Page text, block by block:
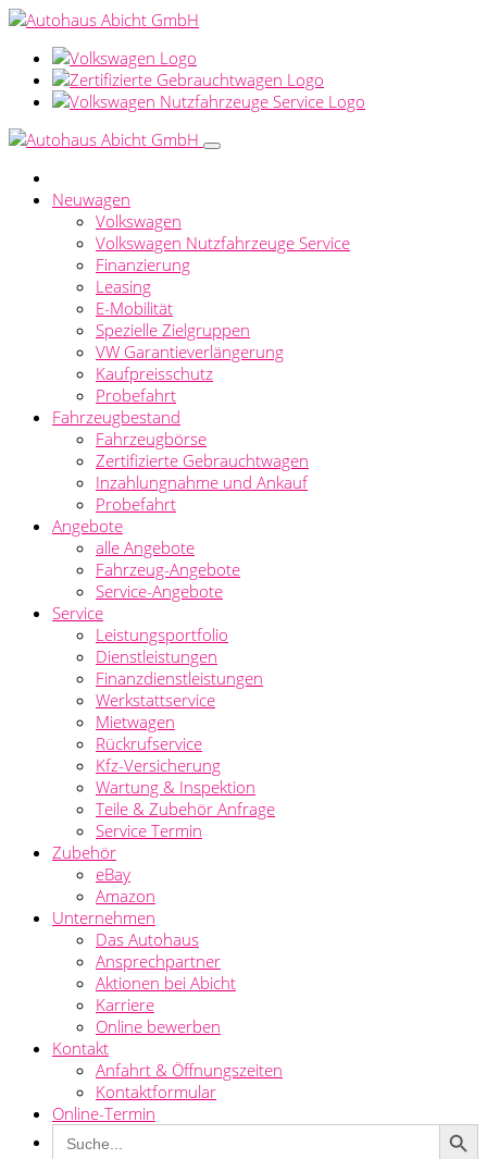
Neuwagen
Volkswagen
Volkswagen Nutzfahrzeuge Service
Finanzierung
Leasing
E-Mobilität
Spezielle Zielgruppen
VW Garantieverlängerung
Kaufpreisschutz
Probefahrt
Fahrzeugbestand
Fahrzeugbörse
Zertifizierte Gebrauchtwagen
Inzahlungnahme und Ankauf
Probefahrt
Angebote
alle Angebote
Fahrzeug-Angebote
Service-Angebote
Service
Leistungsportfolio
Dienstleistungen
Finanzdienstleistungen
Werkstattservice
Mietwagen
Rückrufservice
Kfz-Versicherung
Wartung & Inspektion
Teile & Zubehör Anfrage
Service Termin
Zubehör
eBay
Amazon
Unternehmen
Das Autohaus
Ansprechpartner
Aktionen bei Abicht
Karriere
Online bewerben
Kontakt
Anfahrt & Öffnungszeiten
Kontaktformular
Online-Termin
Search
for:
Search Button